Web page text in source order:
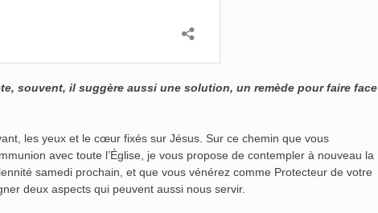
souvent, il suggère aussi une solution, un remède pour faire face
les yeux et le cœur fixés sur Jésus. Sur ce chemin que vous
avec toute l’Église, je vous propose de contempler à nouveau la
samedi prochain, et que vous vénérez comme Protecteur de votre
deux aspects qui peuvent aussi nous servir.